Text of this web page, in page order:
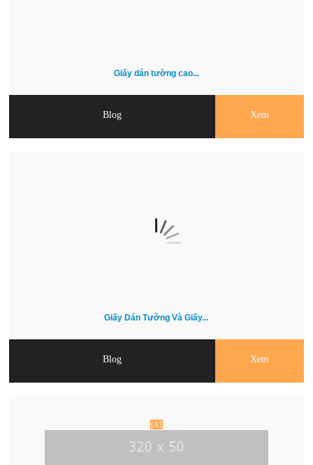
Giấy dán tường cao...
Blog Xem
Giấy Dán Tường Và Giấy...
Blog Xem
[X]